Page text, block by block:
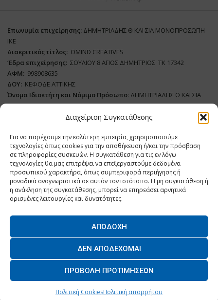
Διαχείριση Συγκατάθεσης
Για να παρέχουμε την καλύτερη εμπειρία, χρησιμοποιούμε
τεχνολογίες όπως cookies για την αποθήκευση ή/και την πρόσβαση
σε πληροφορίες συσκευών. Η συγκατάθεση για τις εν λόγω
τεχνολογίες θα μας επιτρέψει να επεξεργαστούμε δεδομένα
προσωπικού χαρακτήρα, όπως συμπεριφορά περιήγησης ή
μοναδικά αναγνωριστικά σε αυτόν τον ιστότοπο. Η μη συγκατάθεση ή
η ανάκληση της συγκατάθεσης, μπορεί να επηρεάσει αρνητικά
ορισμένες λειτουργίες και δυνατότητες.
ΑΠΟΔΟΧΉ
ΔΕΝ ΑΠΟΔΈΧΟΜΑΙ
ΠΡΟΒΟΛΉ ΠΡΟΤΙΜΉΣΕΩΝ
Πολιτική CookiesΠολιτική απορρήτου
Επωνυμία επιχείρησης: ΔΗΜΗΤΡΙΑΔΗΣ Θ ΚΑΙ ΣΙΑ ΜΟΝΟΠΡΟΣΩΠΗ
ΙΚΕ
Διακριτικός τίτλος: ΟΜΙΝD CREATIVES
‘Eδρα επιχείρησης: ΣΟΥΛΙΟΥ 8 ΑΓΙΟΣ ΔΗΜΗΤΡΙΟΣ ΤΚ 17342
ΑΦΜ: 998908635
ΔΟΥ: ΚΕΦΟΔΕ ΑΤΤΙΚΗΣ
Όνομα Ιδιοκτήτη και Νόμιμο Πρόσωπο: ΔΗΜΗΤΡΙΑΔΗΣ Θ ΚΑΙ ΣΙΑ
ΜΟΝΟΠΡΟΣΩΠΗ ΙΚΕ
Domain:www.dairynews.gr
Δικαιούχος Domain:ΔΗΜΗΤΡΙΑΔΗΣ Θ ΚΑΙ ΣΙΑ ΜΟΝΟΠΡΟΣΩΠΗ ΙΚΕ
Διευθυντής: ΕΥΘΥΜΙΑΤΟΥ ΜΑΡΙΑ
Διαχειριστής:ΕΥΘΥΜΙΑΤΟΥ ΜΑΡΙΑ
Δήλωση Συμμόρφωσης
ΕΠΙΧΕΙΡΗΣΕΙΣ
ΕΠΙΚΟΙΝΩΝΙΑ
© 2026 - All Rights Reserved. -Πολιτική Απορρήτου
Powered byBYTE A COOKIE